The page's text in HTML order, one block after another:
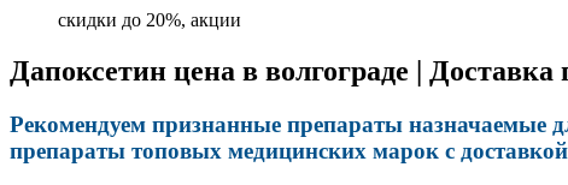
скидки до 20%, акции
Дапоксетин цена в волгограде | Доставка
Рекомендуем признанные препараты назначаемые
препараты топовых медицинских марок с